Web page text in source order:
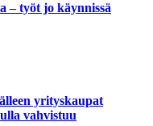
– työt jo käynnissä
yrityskaupat
vahvistuu